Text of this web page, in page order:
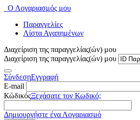
Ο Λογαριασμός μου
Παραγγελίες
Λίστα Αγαπημένων
Διαχείριση της παραγγελίας(ών) μου
Διαχείριση της παραγγελίας(ών) μου
ΣύνδεσηΕγγραφή
E-mail
ΚώδικόςΞεχάσατε τον Κωδικό;
Δημιουργήστε ένα Λογαριασμό